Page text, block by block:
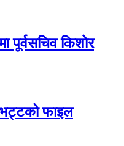
पूर्वसचिव किशोर
भट्टको फाइल